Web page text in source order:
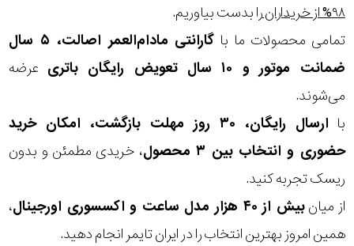
۹۸% از خریداران
را بدست بیاوریم.
تمامی محصولات ما با
گارانتی مادام‌العمر اصالت، ۵ سال
ضمانت موتور و ۱۰ سال تعویض رایگان باتری
عرضه
می‌شوند.
با
ارسال رایگان، ۳۰ روز مهلت بازگشت، امکان خرید
حضوری و انتخاب بین ۳ محصول
، خریدی مطمئن و بدون
ریسک تجربه کنید.
از میانبیش از ۴۰ هزار مدل ساعت و اکسسوری اورجینال
،
همین امروز بهترین انتخاب را در ایران تایمر انجام دهید.